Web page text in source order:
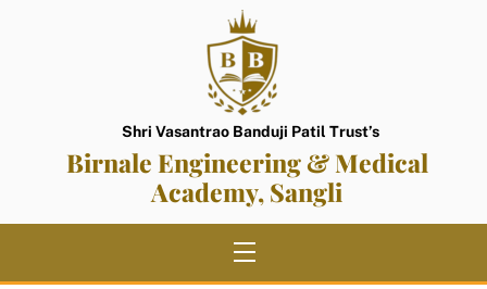
Shri Vasantrao Banduji Patil Trust’s
Birnale Engineering & Medical
Academy, Sangli
Menu